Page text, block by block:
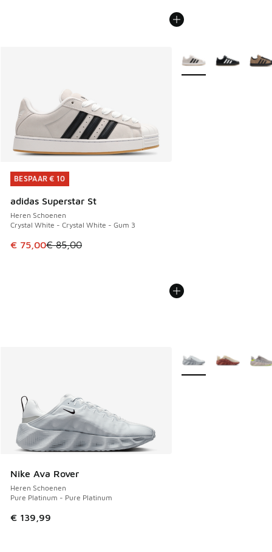
BESPAAR € 10
adidas Superstar St
Heren Schoenen
Crystal White - Crystal White - Gum 3
Dit artikel is in de uitverkoop. Dit artikel is in de
€ 75,00€ 85,00
BESPAAR € 10
Meer kleuren
Nike Ava Rover
Heren Schoenen
Pure Platinum - Pure Platinum
€ 139,99
Meer kleuren